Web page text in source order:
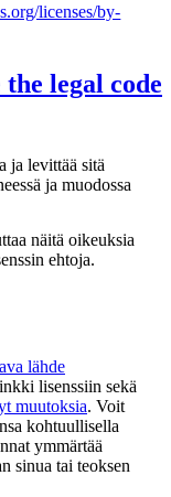
licenses/by-
the legal code
ja levittää sitä
ja muodossa
näitä oikeuksia
ehtoja.
lähde
lisenssiin sekä
muutoksia. Voit
kohtuullisella
ymmärtää
sinua tai teoksen